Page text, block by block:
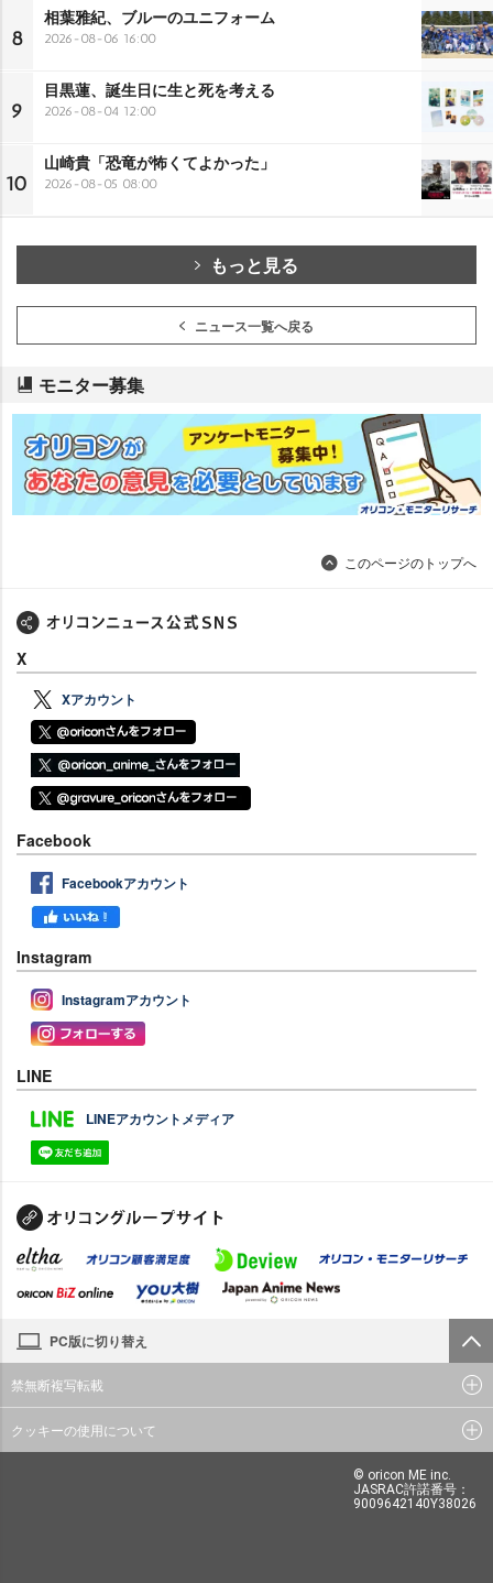
8
相葉雅紀、ブルーのユニフォーム
2026-08-06 16:00
9
目黒蓮、誕生日に生と死を考える
2026-08-04 12:00
10
山崎貴「恐竜が怖くてよかった」
2026-08-05 08:00
もっと見る
ニュース一覧へ戻る
モニター募集
このページのトップへ
X
Xアカウント
Facebook
Facebookアカウント
Instagram
Instagramアカウント
LINE
LINEアカウントメディア
PC版に切り替え
禁無断複写転載
クッキーの使用について
© oricon ME inc.
JASRAC許諾番号：
9009642140Y38026